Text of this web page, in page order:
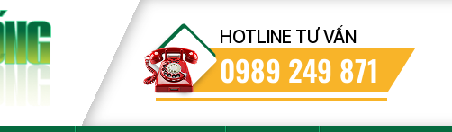
HOTLINE TƯ VẤN
0989 249 871